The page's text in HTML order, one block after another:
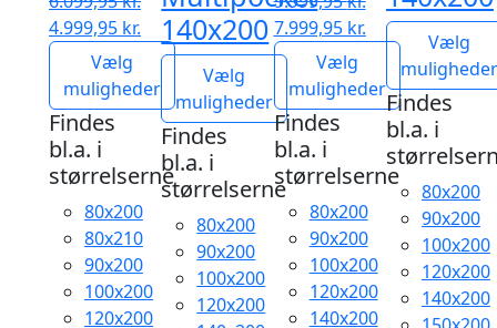
Den
oprindelige
pris
var:
6.099,95 kr..
4.999,95 kr. Den
aktuelle
pris
er:
4.999,95 kr..
Vælg
muligheder
Findes
bl.a. i
størrelserne
80x200
80x210
90x200
100x200
120x200
140x200
Vælg
muligheder
Findes
bl.a. i
størrelserne
80x200
90x200
100x200
120x200
Den
oprindelige
pris
var:
9.999,95 kr..
7.999,95 kr.Den
aktuelle
pris
er:
7.999,95 kr..
Vælg
muligheder
Findes
bl.a. i
størrelserne
80x200
90x200
100x200
120x200
140x200
Vælg
muligheder
Findes
bl.a. i
80x200
90x200
100x200
120x200
140x200